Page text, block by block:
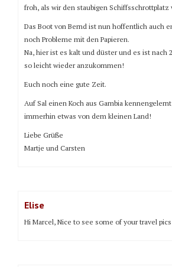
froh, als wir den staubigen Schiffsschrottplatz
Das Boot von Bernd ist nun hoffentlich auch
noch Probleme mit den Papieren.
Na, hier ist es kalt und düster und es ist nach
so leicht wieder anzukommen!
Euch noch eine gute Zeit.
Auf Sal einen Koch aus Gambia
immerhin etwas von dem kleinen Land!
Liebe Grüße
Martje und Carsten
Elise
Hi Marcel, Nice to see some of your travel